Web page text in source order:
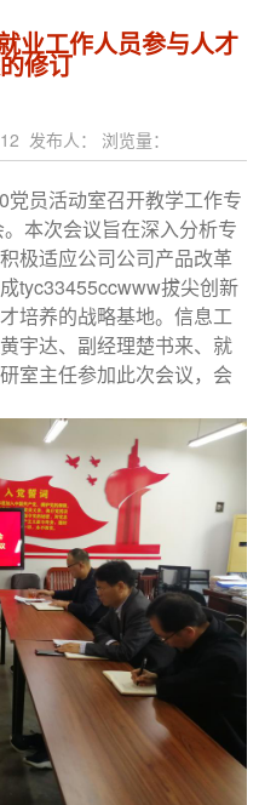
业工作人员参与人才
修订
发布人： 浏览量：
党员活动室召开教学工作专
本次会议旨在深入分析专
积极适应公司公司产品改革
tyc33455ccwww拔尖创新
培养的战略基地。 信息工
宇达、 副经理楚书来、 就
室主任参加此次会议，会